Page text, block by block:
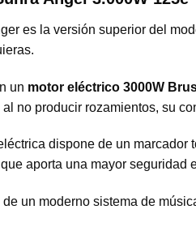
es la versión superior del
un motor eléctrico 3000W
no producir rozamientos, su
dispone de un
aporta una mayor seguridad
de un moderno sistema de